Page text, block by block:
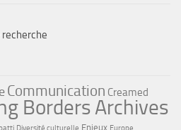
Communication Creamed
Borders Archives
Enjeux